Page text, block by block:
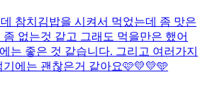
참치김밥을 시켜서 먹었는데 좀 맛은
없는것 같고 그래도 먹을만은 했어
는 좋은 것 같습니다. 그리고 여러가지
에는 괜찮은거 같아요🩷💛💛🩵